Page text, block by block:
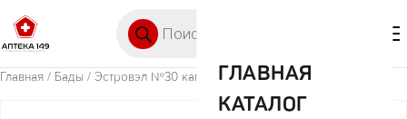
ГЛАВНАЯ
КАТАЛОГ
Главная / Бады / Эстровэл №30 капс.